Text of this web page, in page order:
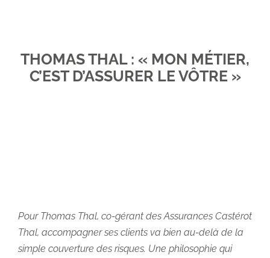
THOMAS THAL : « MON MÉTIER,
C’EST D’ASSURER LE VÔTRE »
Pour Thomas Thal, co-gérant des Assurances Castérot
Thal, accompagner ses clients va bien au-delà de la
simple couverture des risques. Une philosophie qui